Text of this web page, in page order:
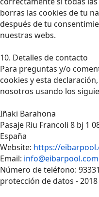
borras las cookies de tu
después de tu
nuestras webs.
10. Detalles de contacto
Para preguntas y/o
cookies y esta
nosotros usando los
Iñaki Barahona
Pasaje Riu Francoli 8 bj 1
España
Website: https://
Email: info@eibarpool.com
Número de teléfono:
protección de datos - 2018